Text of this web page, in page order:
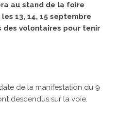
au stand de la foire
13, 14, 15 septembre
des volontaires pour tenir
de la manifestation du 9
descendus sur la voie.